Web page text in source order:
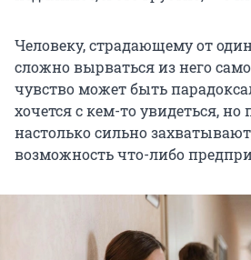
Человеку, страдающему от
сложно вырваться из него
чувство может быть
хочется с кем-то увидеться,
настолько сильно
возможность что-либо